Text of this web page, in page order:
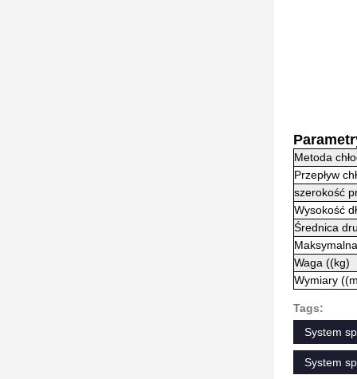
Metoda
Przepływ
szerokość
Wysokość
Średnica
Waga ((kg)
Wymiary
Tags:
System
System